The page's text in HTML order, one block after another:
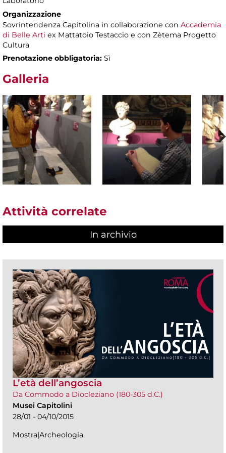
Organizzazione
Sovrintendenza Capitolina in collaborazione con Accademia
di Belle Arti ex Mattatoio Testaccio e con Zètema Progetto
Cultura
Prenotazione obbligatoria: Sì
Galleria
Attività correlate
In archivio
L’età dell’angoscia
Da Commodo a Diocleziano (180-305 d.C.)
Musei Capitolini
28/01 - 04/10/2015
Mostra|Archeologia